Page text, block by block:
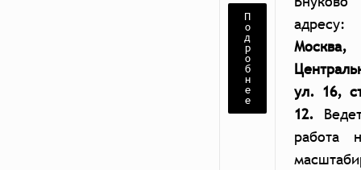
П
о
д
р
о
б
н
е
е
Москва,
ул. 16,
12.
работа